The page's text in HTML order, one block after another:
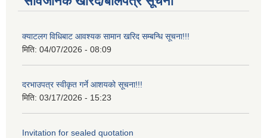
क्याटलग विधिबाट आवश्यक सामान खरिद सम्बन्धि सूचना!!!
मिति: 04/07/2026 - 08:09
दरभाउपत्र स्वीकृत गर्ने आशयको सूचना!!!
मिति: 03/17/2026 - 15:23
Invitation for sealed quotation